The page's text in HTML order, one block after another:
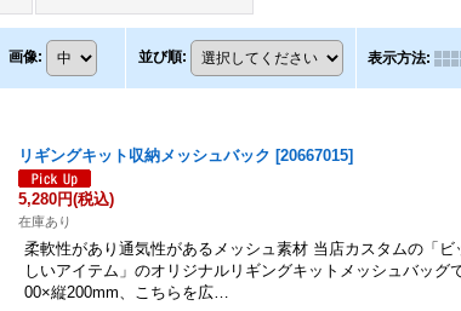
画像: 並び順: 表示方法:
リギングキット収納メッシュバック [20667015]
5,280円(税込)
在庫あり
柔軟性があり通気性があるメッシュ素材 当店カスタムの「
しいアイテム」のオリジナルリギングキットメッシュバッグ
00×縦200mm、こちらを広…